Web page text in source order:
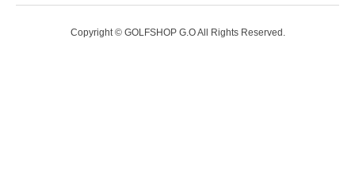
Copyright © GOLFSHOP G.O All Rights Reserved.